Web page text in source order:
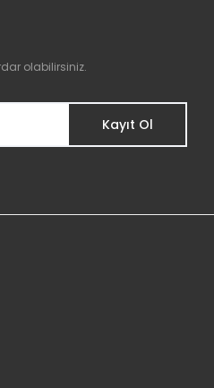
olabilirsiniz.
Kayıt Ol